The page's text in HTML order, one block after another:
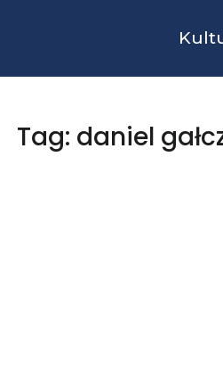
Tag: daniel